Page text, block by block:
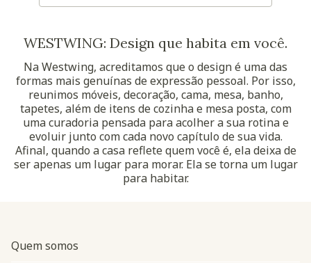
WESTWING: Design que habita em você.
Na Westwing, acreditamos que o design é uma das
formas mais genuínas de expressão pessoal. Por isso,
reunimos móveis, decoração, cama, mesa, banho,
tapetes, além de itens de cozinha e mesa posta, com
uma curadoria pensada para acolher a sua rotina e
evoluir junto com cada novo capítulo de sua vida.
Afinal, quando a casa reflete quem você é, ela deixa de
ser apenas um lugar para morar. Ela se torna um lugar
para habitar.
Quem somos